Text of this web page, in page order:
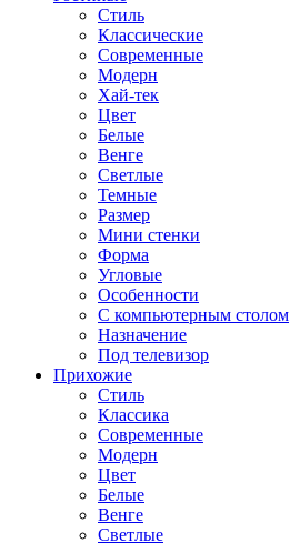
Стиль
Классические
Современные
Модерн
Хай-тек
Цвет
Белые
Венге
Светлые
Темные
Размер
Мини стенки
Форма
Угловые
Особенности
С компьютерным столом
Назначение
Под телевизор
Прихожие
Стиль
Классика
Современные
Модерн
Цвет
Белые
Венге
Светлые